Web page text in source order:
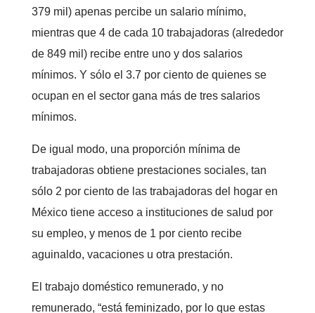
379 mil) apenas percibe un salario mínimo,
mientras que 4 de cada 10 trabajadoras (alrededor
de 849 mil) recibe entre uno y dos salarios
mínimos. Y sólo el 3.7 por ciento de quienes se
ocupan en el sector gana más de tres salarios
mínimos.
De igual modo, una proporción mínima de
trabajadoras obtiene prestaciones sociales, tan
sólo 2 por ciento de las trabajadoras del hogar en
México tiene acceso a instituciones de salud por
su empleo, y menos de 1 por ciento recibe
aguinaldo, vacaciones u otra prestación.
El trabajo doméstico remunerado, y no
remunerado, “está feminizado, por lo que estas